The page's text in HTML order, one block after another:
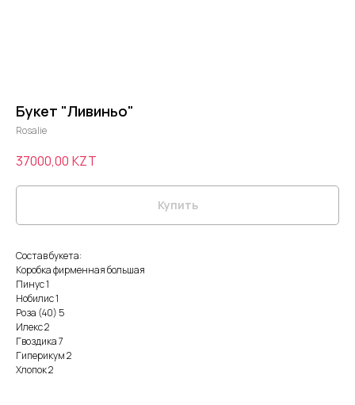
Букет "Ливиньо"
Rosalie
37000,00 KZT
Купить
Состав букета:
Коробка фирменная большая
Пинус 1
Нобилис 1
Роза (40) 5
Илекс 2
Гвоздика 7
Гиперикум 2
Хлопок 2